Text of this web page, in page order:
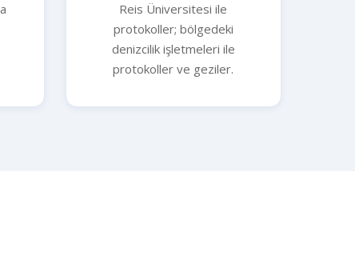
Reis Üniversitesi ile
protokoller; bölgedeki
denizcilik işletmeleri ile
protokoller ve geziler.